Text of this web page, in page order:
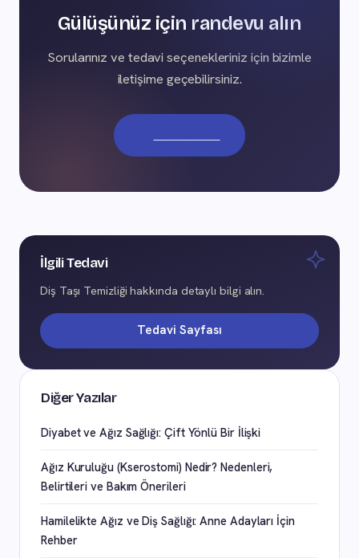
Gülüşünüz için randevu alın
Sorularınız ve tedavi seçenekleriniz için bizimle
iletişime geçebilirsiniz.
İlgili Tedavi
Diş Taşı Temizliği hakkında detaylı bilgi alın.
Tedavi Sayfası
Diğer Yazılar
Diyabet ve Ağız Sağlığı: Çift Yönlü Bir İlişki
Ağız Kuruluğu (Kserostomi) Nedir? Nedenleri,
Belirtileri ve Bakım Önerileri
Hamilelikte Ağız ve Diş Sağlığı: Anne Adayları İçin
Rehber